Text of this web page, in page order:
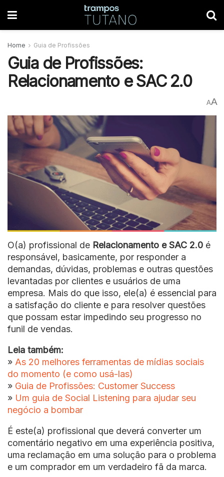
Home Guia de Profissões
Guia de Profissões:
Relacionamento e SAC 2.0
AA
O(a) profissional de Relacionamento e SAC 2.0 é
responsável, basicamente, por responder a
demandas, dúvidas, problemas e outras questões
levantadas por clientes e usuários de uma
empresa. Mais do que isso, ele(a) é essencial para
a satisfação do cliente e para resolver questões
que possam estar impedindo seu progresso no
funil de vendas.
Leia também:
» As 20 melhores ferramentas de mídias sociais
do momento (e como usá-las)
» Guia de Profissões: Customer Success
» Um guia de Social Listening para ajudar seu
negócio a bombar
É este(a) profissional que deverá converter um
comentário negativo em uma experiência positiva,
uma reclamação em uma solução para o problema
e um comprador em um verdadeiro fã da marca.